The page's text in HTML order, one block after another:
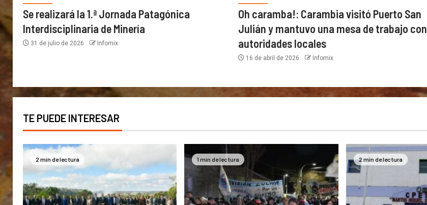
Se realizará la 1.ª Jornada Patagónica
Interdisciplinaria de Minería
31 de julio de 2026 Infomix
Oh caramba!: Carambia visitó Puerto San
Julián y mantuvo una mesa de trabajo con
autoridades locales
16 de abril de 2026 Infomix
TE PUEDE INTERESAR
2 min de lectura 1 min de lectura 2 min de lectura